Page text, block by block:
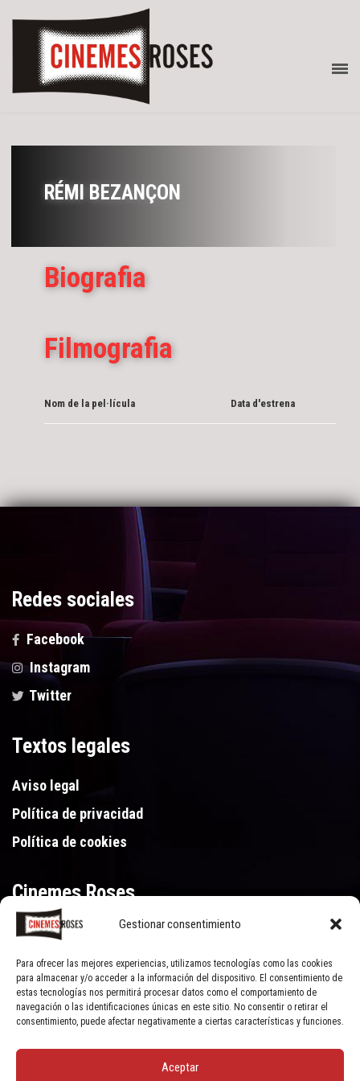
Gestionar consentimiento
Para ofrecer las mejores experiencias, utilizamos tecnologías como las cookies
para almacenar y/o acceder a la información del dispositivo. El consentimiento de
estas tecnologías nos permitirá procesar datos como el comportamiento de
navegación o las identificaciones únicas en este sitio. No consentir o retirar el
consentimiento, puede afectar negativamente a ciertas características y funciones.
Aceptar
RÉMI BEZANÇON
Biografia
Filmografia
Nom de la pel·lícula Data d'estrena
Redes sociales
Facebook
Instagram
Twitter
Textos legales
Aviso legal
Política de privacidad
Política de cookies
Cinemes Roses
Gran Via de Pau Casals 250, 17480 Roses (Girona)
972 15 46 46